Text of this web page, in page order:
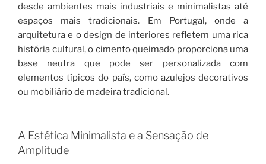
desde ambientes mais industriais e minimalistas até
espaços mais tradicionais. Em Portugal, onde a
arquitetura e o design de interiores refletem uma rica
história cultural, o cimento queimado proporciona uma
base neutra que pode ser personalizada com
elementos típicos do país, como azulejos decorativos
ou mobiliário de madeira tradicional.
A Estética Minimalista e a Sensação de
Amplitude